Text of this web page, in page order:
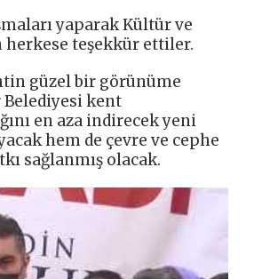
yaparak Kültür ve
teşekkür ettiler.
güzel bir görünüme
Belediyesi kent
en aza indirecek yeni
hem de çevre ve cephe
sağlanmış olacak.